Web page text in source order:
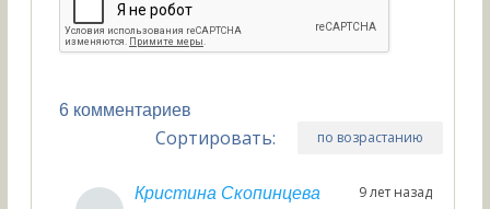
6 комментариев
Сортировать: по возрастанию
Кристина Скопинцева 9 лет назад